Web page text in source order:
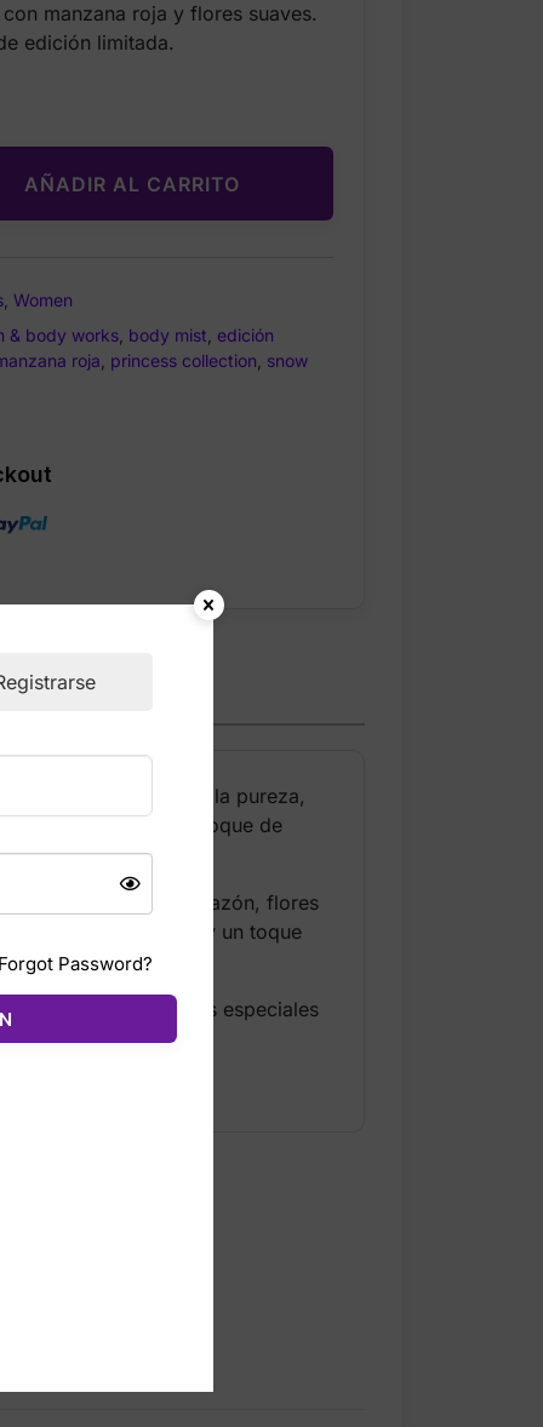
manzana roja y flores suaves.
edición limitada.
AÑADIR AL CARRITO
Women
& body works body mist edición
roja princess collection snow
inspirada en la pureza,
dulzura y un toque de
inmediata. En el corazón, flores
maderas ligeras y un toque
coleccionar ediciones especiales
Forgot Password?